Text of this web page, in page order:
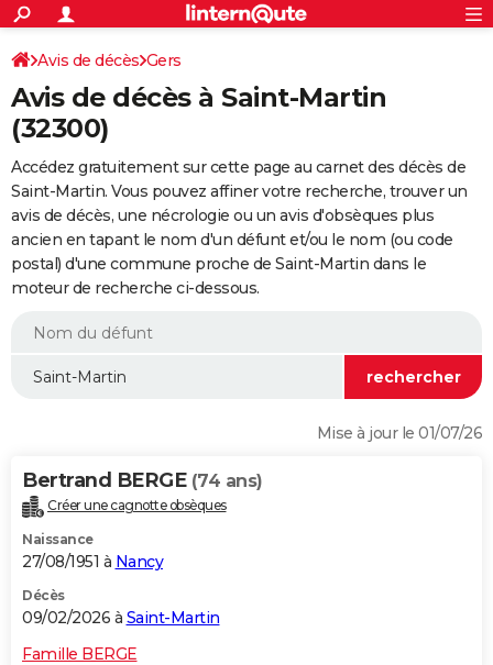
ACTUALITÉS
Politique
Société
Faits Divers
Education
Monde
Villes
+
SPORT
Coupe du monde 2026
Football
Tennis
Cyclisme
Rugby
Forum
FINANCE
Retraite
Impôts
Epargne
Immobilier
Risques naturels par ville
Banque
Assurance
Crédit
Essais
Réserver un essai
Citadines
Berlines
SUV
Forum auto
+
HIGH-TECH
Mobiles
Meilleur smartphone
Internet
Ordinateurs
Jeux vidéo
Guide high-tech
+BRICOLAGE
Forum
Aménagement intérieur
Extérieur
Cuisine
Salle de bains
Jardinage
Rangement
WEEK-END
Guides de France
Escapades
Patrimoine
Expositions
Musées
Week-end nature
LIFESTYLE
Alimentation
Guide de la santé
Maladies
Médicaments
Sommeil
VOYAGE
Destinations
City break
Voyage nature
Voyage de noces
Forum
Climat
+PHOTO
GUIDES D'ACHAT
BONS PLANS
CARTE DE VOEUX
Avis de décès Gers
Avis de décès à Saint-Martin
(32300)
Accédez gratuitement sur cette page au carnet des décès de
Saint-Martin. Vous pouvez affiner votre recherche, trouver un
avis de décès, une nécrologie ou un avis d'obsèques plus
ancien en tapant le nom d'un défunt et/ou le nom (ou code
postal) d'une commune proche de Saint-Martin dans le
moteur de recherche ci-dessous.
Mise à jour le 01/07/26
Bertrand BERGE (74 ans)
Créer une cagnotte obsèques
Naissance
27/08/1951 à Nancy
Décès
09/02/2026 à Saint-Martin
Famille BERGE